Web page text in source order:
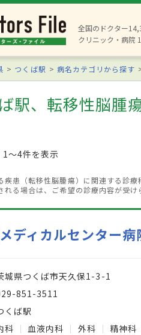
全国のドクター
クリニック・病院
つくば駅 病名カテゴリから探す
駅、転移性脳腫
1〜4件を表示
患（転移性脳腫瘍）に関連する診
れる場合は、ご希望の診療内容が受
ディカルセンター病
城県つくば市天久保1-3-1
851-3511
くば駅
科
血液内科 外科 精神科